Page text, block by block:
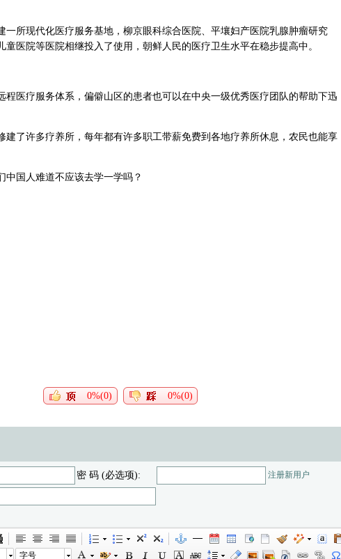
一所现代化医疗服务基地，柳京眼科综合医院、平壤妇产医院乳腺肿瘤研究
童医院等医院相继投入了使用，朝鲜人民的医疗卫生水平在稳步提高中。
程医疗服务体系，偏僻山区的患者也可以在中央一级优秀医疗团队的帮助下迅
建了许多疗养所，每年都有许多职工带薪免费到各地疗养所休息，农民也能享
中国人难道不应该去学一学吗？
0%(0) 0%(0)
密 码 (必选项): 注册新用户
字号